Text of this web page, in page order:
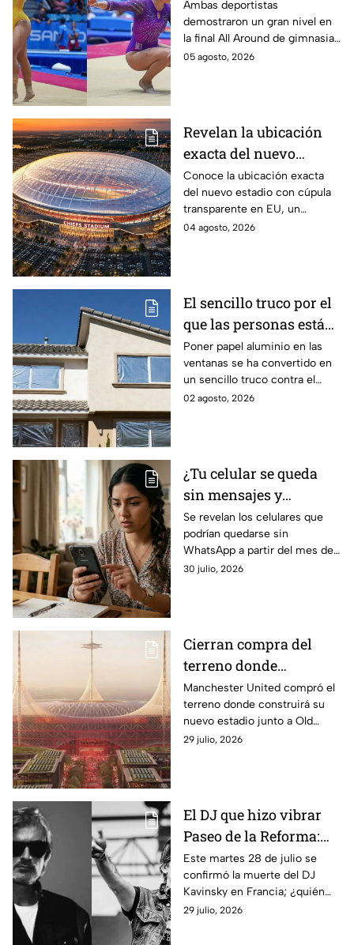
son las gimnastas
mexicanas que
dominaron el podio en
gimnasia artística
Ambas deportistas
demostraron un gran nivel en
la final All Around de gimnasia
artística, poniendo en alto el
05 agosto, 2026
Revelan la ubicación
exacta del nuevo
estadio de cúpula
transparente que
generó polémica por
tener demasiados
Conoce la ubicación exacta
del nuevo estadio con cúpula
transparente en EU, un
proyecto que generó polémica
04 agosto, 2026
El sencillo truco por el
que las personas están
tapando sus ventanas
con papel aluminio y lo
que dicen los
científicos sobre su
Poner papel aluminio en las
ventanas se ha convertido en
un sencillo truco contra el
calor, pero ¿realmente
02 agosto, 2026
¿Tu celular se queda
sin mensajes y
llamadas? Por esta
razón podrías perder
WhatsApp en agosto;
lista de dispositivos
Se revelan los celulares que
podrían quedarse sin
WhatsApp a partir del mes de
agosto 2026 debido a ciertos
30 julio, 2026
Cierran compra del
terreno donde
construirán nuevo
estadio de equipo de
Primera División con
techo estilo carpa de
Manchester United compró el
terreno donde construirá su
nuevo estadio junto a Old
Trafford; el recinto tendrá
29 julio, 2026
El DJ que hizo vibrar
Paseo de la Reforma:
¿Quién era Kavinsky y
cuáles fueron sus
canciones más
famosas?
Este martes 28 de julio se
confirmó la muerte del DJ
Kavinsky en Francia; ¿quién
era, cuáles son sus canciones
29 julio, 2026